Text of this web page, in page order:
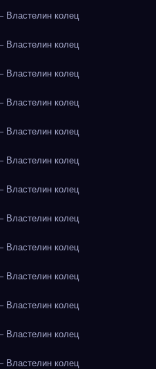
колец
колец
колец
колец
колец
колец
колец
колец
колец
колец
колец
колец
колец